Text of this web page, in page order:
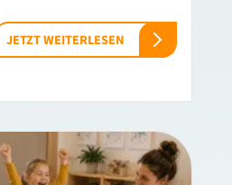
JETZT WEITERLESEN